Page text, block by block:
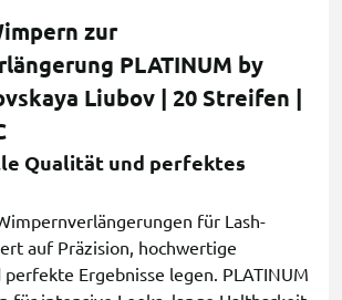
zur
PLATINUM by
Liubov | 20 Streifen |
Qualität und perfektes
für Lash-
auf Präzision, hochwertige
Ergebnisse legen. PLATINUM